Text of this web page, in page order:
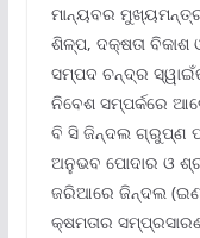
ମାନ୍ୟବର
ଶିଳ୍ପ, ଦକ୍ଷତା ବିକାଶ
ସମ୍ପଦ ଚନ୍ଦ୍ର
ନିବେଶ ସମ୍ପର୍କରେ
ବି ସି ଜିନ୍ଦଲ ଗ୍ରୁପ୍‌ଣ
ଅନୁଭବ ପୋଦାର ଓ
ଜରିଆରେ ଜିନ୍ଦଲ
କ୍ଷମତାର